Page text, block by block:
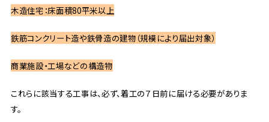
木造住宅：床面積80平米以上
鉄筋コンクリート造や鉄骨造の建物（規模により届出対象）
商業施設・工場などの構造物
これらに該当する工事は、必ず、着工の７日前に届ける必要がありま
す。